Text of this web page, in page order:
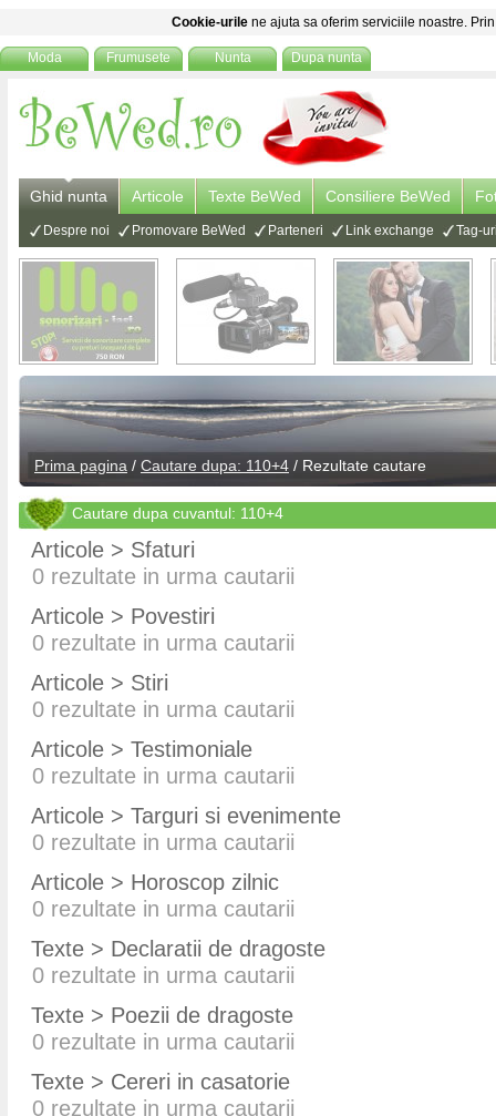
Cookie-urile ne ajuta sa oferim serviciile noastre.
Moda Frumusete Nunta Dupa nunta
Ghid nunta Articole Texte BeWed Consiliere BeWed
Despre noi Promovare BeWed Parteneri Link exchange Tag-
Prima pagina / Cautare dupa: 110+4 / Rezultate cautare
Cautare dupa cuvantul: 110+4
Articole > Sfaturi
0 rezultate in urma cautarii
Articole > Povestiri
0 rezultate in urma cautarii
Articole > Stiri
0 rezultate in urma cautarii
Articole > Testimoniale
0 rezultate in urma cautarii
Articole > Targuri si evenimente
0 rezultate in urma cautarii
Articole > Horoscop zilnic
0 rezultate in urma cautarii
Texte > Declaratii de dragoste
0 rezultate in urma cautarii
Texte > Poezii de dragoste
0 rezultate in urma cautarii
Texte > Cereri in casatorie
0 rezultate in urma cautarii